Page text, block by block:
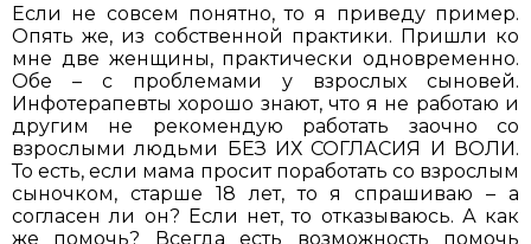
Если не совсем понятно, то я приведу пример.
Опять же, из собственной практики. Пришли ко
мне две женщины, практически одновременно.
Обе – с проблемами у взрослых сыновей.
Инфотерапевты хорошо знают, что я не работаю и
другим не рекомендую работать заочно со
взрослыми людьми БЕЗ ИХ СОГЛАСИЯ И ВОЛИ.
То есть, если мама просит поработать со взрослым
сыночком, старше 18 лет, то я спрашиваю – а
согласен ли он? Если нет, то отказываюсь. А как
же помочь? Всегда есть возможность помочь